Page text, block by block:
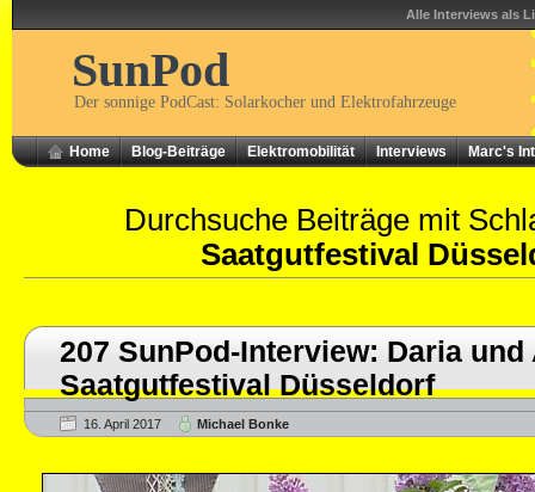
Alle Interviews als
SunPod
Der sonnige PodCast: Solarkocher und Elektrofahrzeuge
Home Blog-Beiträge Elektromobilität Interviews Marc's
Durchsuche Beiträge mit
Saatgutfestival
207 SunPod-Interview: Daria und
Saatgutfestival Düsseldorf
16. April 2017 Michael Bonke